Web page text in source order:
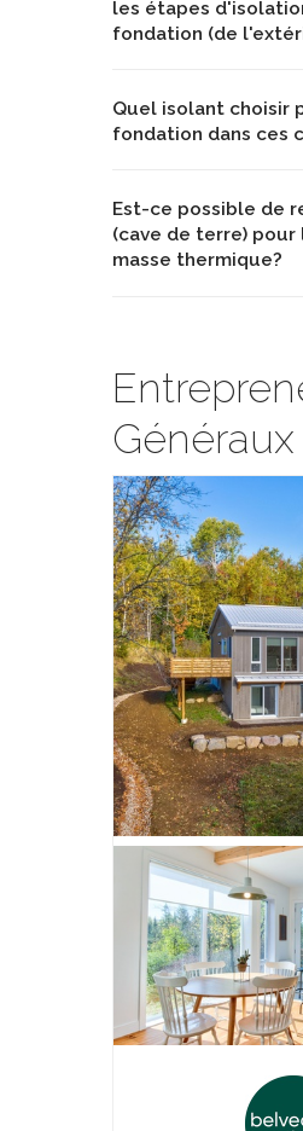
les étapes
fondation (de
Quel isolant choisir
fondation dans ces
Est-ce possible de
(cave de terre)
masse thermique?
Généraux